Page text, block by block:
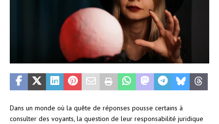
Dans un monde où la quête de réponses pousse certains à
consulter des voyants, la question de leur responsabilité juridique